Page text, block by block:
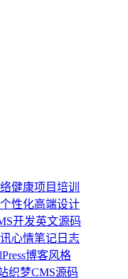
健康项目培训
性化高端设计
开发英文源码
心情笔记日志
博客风格
织梦CMS源码